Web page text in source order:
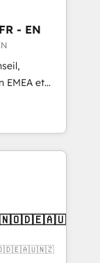
inbound,
messaging,
🧩
- EN
EMEA et
en
et
115
- USA